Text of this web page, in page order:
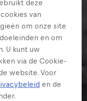
deze
van
om onze site
en om
U kunt uw
via de Cookie-
website. Voor
en de